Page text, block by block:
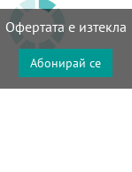
Офертата е изтекла
Абонирай се